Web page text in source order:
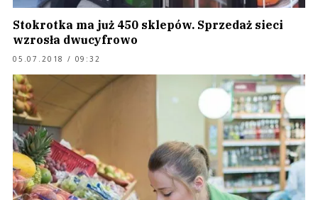
Stokrotka ma już 450 sklepów. Sprzedaż sieci
wzrosła dwucyfrowo
05.07.2018 / 09:32